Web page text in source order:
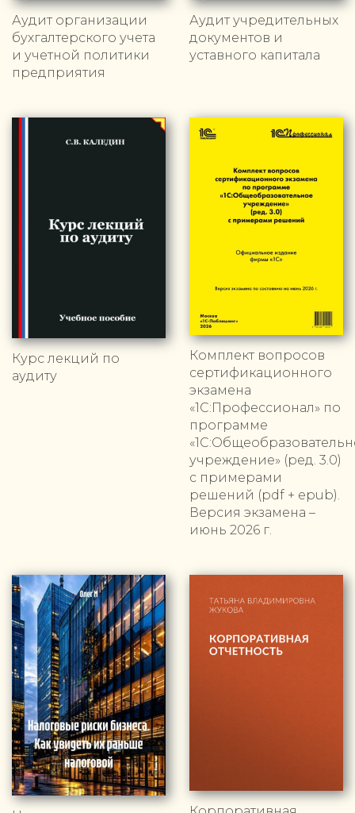
Аудит организации
бухгалтерского учета
и учетной политики
предприятия
Аудит учредительных
документов и
уставного капитала
Курс лекций по
аудиту
Комплект вопросов
сертификационного
экзамена
«1С:Профессионал» по
программе
учреждение» (ред. 3.0)
с примерами
решений (pdf + epub).
Версия экзамена –
июнь 2026 г.